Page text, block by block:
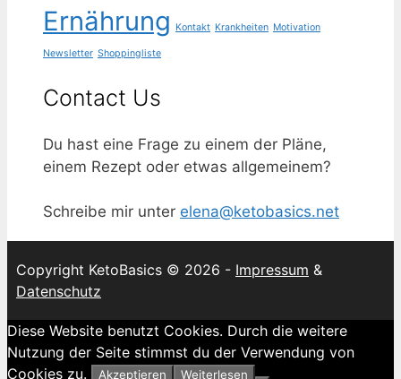
Ernährung
Kontakt Krankheiten Motivation
Newsletter Shoppingliste
Contact Us
Du hast eine Frage zu einem der Pläne,
einem Rezept oder etwas allgemeinem?
Schreibe mir unter elena@ketobasics.net
Copyright KetoBasics © 2026 - Impressum &
Datenschutz
Diese Website benutzt Cookies. Durch die weitere
Nutzung der Seite stimmst du der Verwendung von
Cookies zu.
Akzeptieren Weiterlesen